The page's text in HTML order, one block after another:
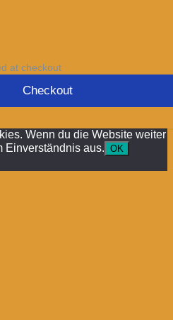
at checkout
Checkout
Wenn du die Website weiter
Einverständnis aus. OK